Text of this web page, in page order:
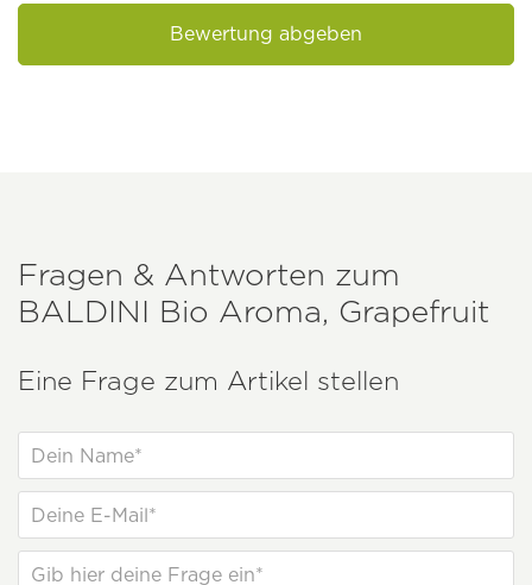
Bewertung abgeben
Fragen & Antworten zum
BALDINI Bio Aroma, Grapefruit
Eine Frage zum Artikel stellen